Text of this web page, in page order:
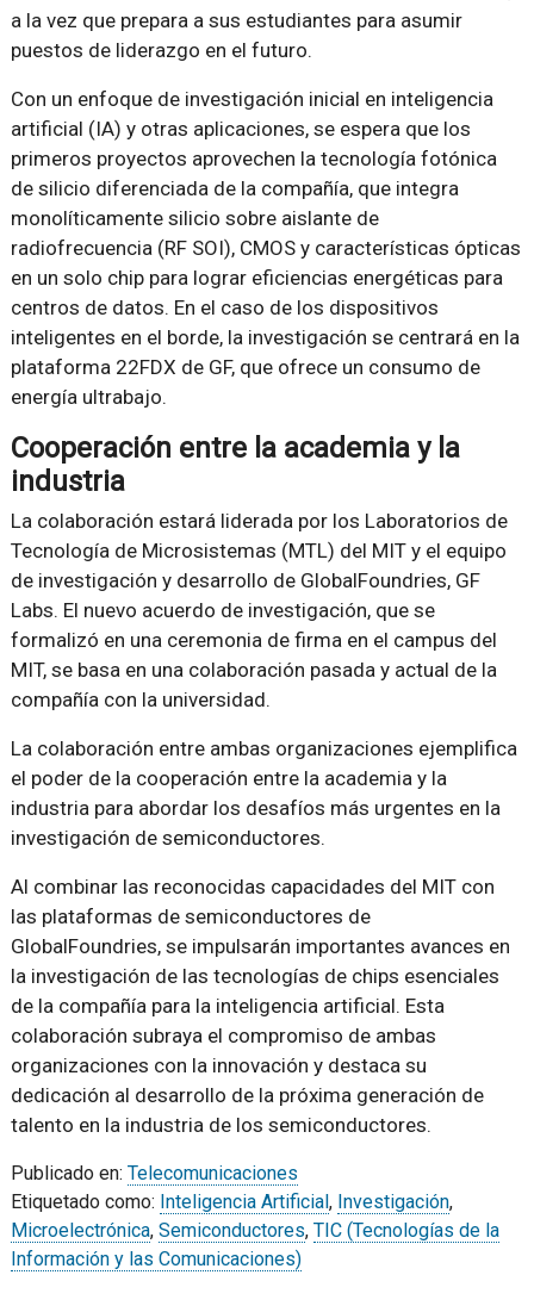
a la vez que prepara a sus estudiantes para asumir
puestos de liderazgo en el futuro.
Con un enfoque de investigación inicial en inteligencia
artificial (IA) y otras aplicaciones, se espera que los
primeros proyectos aprovechen la tecnología fotónica
de silicio diferenciada de la compañía, que integra
monolíticamente silicio sobre aislante de
radiofrecuencia (RF SOI), CMOS y características ópticas
en un solo chip para lograr eficiencias energéticas para
centros de datos. En el caso de los dispositivos
inteligentes en el borde, la investigación se centrará en la
plataforma 22FDX de GF, que ofrece un consumo de
energía ultrabajo.
Cooperación entre la academia y la
industria
La colaboración estará liderada por los Laboratorios de
Tecnología de Microsistemas (MTL) del MIT y el equipo
de investigación y desarrollo de GlobalFoundries, GF
Labs. El nuevo acuerdo de investigación, que se
formalizó en una ceremonia de firma en el campus del
MIT, se basa en una colaboración pasada y actual de la
compañía con la universidad.
La colaboración entre ambas organizaciones ejemplifica
el poder de la cooperación entre la academia y la
industria para abordar los desafíos más urgentes en la
investigación de semiconductores.
Al combinar las reconocidas capacidades del MIT con
las plataformas de semiconductores de
GlobalFoundries, se impulsarán importantes avances en
la investigación de las tecnologías de chips esenciales
de la compañía para la inteligencia artificial. Esta
colaboración subraya el compromiso de ambas
organizaciones con la innovación y destaca su
dedicación al desarrollo de la próxima generación de
talento en la industria de los semiconductores.
Publicado en: Telecomunicaciones
Etiquetado como: Inteligencia Artificial , Investigación,
Microelectrónica, Semiconductores, TIC (Tecnologías de la
Información y las Comunicaciones)